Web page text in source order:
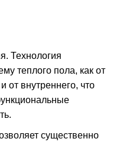
Технология
теплого пола, как от
от внутреннего, что
существенно